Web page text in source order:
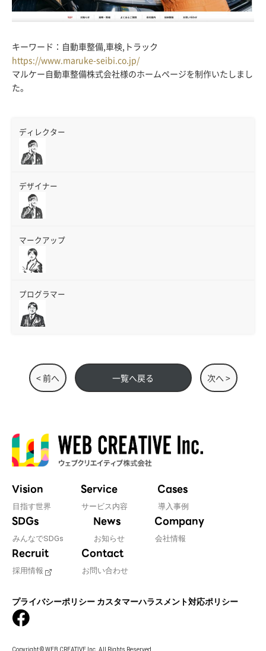
キーワード：自動車整備,車検,トラック
https://www.maruke-seibi.co.jp/
マルケー自動車整備株式会社様のホームページを制作いたしまし
た。
ディレクター
デザイナー
マークアップ
プログラマー
< 前へ 一覧へ戻る 次へ >
Vision
目指す世界
Service
サービス内容
Cases
導入事例
SDGs
みんなでSDGs
News
お知らせ
Company
会社情報
Recruit
採用情報
Contact
お問い合わせ
プライバシーポリシー カスタマーハラスメント対応ポリシー
Copyright © WEB CREATIVE Inc. All Rights Reserved.